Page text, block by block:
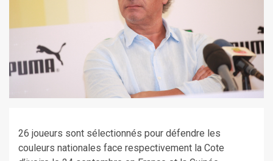
26 joueurs sont sélectionnés pour défendre les
couleurs nationales face respectivement la Cote